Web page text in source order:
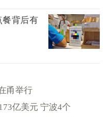
餐背后有
甬举行
亿美元 宁波4个